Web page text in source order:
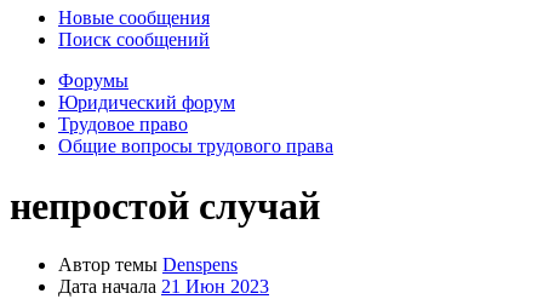
Новые сообщения
Поиск сообщений
Форумы
Юридический форум
Трудовое право
Общие вопросы трудового права
непростой случай
Автор темы Denspens
Дата начала 21 Июн 2023